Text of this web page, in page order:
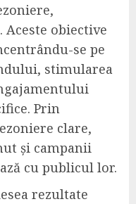
obiective
se pe
stimularea
Prin
clare,
și campanii
cu publicul lor.
rezultate